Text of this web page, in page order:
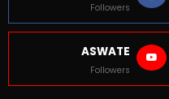
Followers
ASWATE
Followers